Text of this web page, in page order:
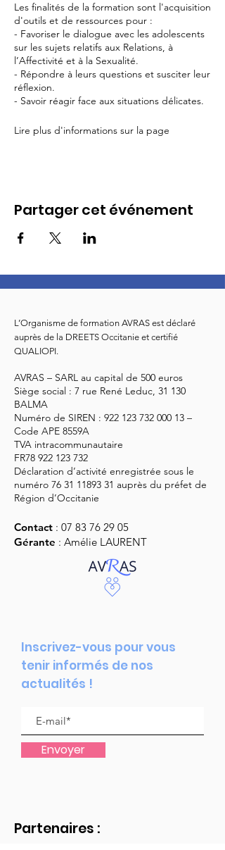
Les finalités de la formation sont l'acquisition
d'outils et de ressources pour :
- Favoriser le dialogue avec les adolescents
sur les sujets relatifs aux Relations, à
l’Affectivité et à la Sexualité.
- Répondre à leurs questions et susciter leur
réflexion.
- Savoir réagir face aux situations délicates.
Lire plus d'informations sur la page
Partager cet événement
L’Organisme de formation AVRAS est déclaré
auprès de la DREETS Occitanie et certifié
QUALIOPI.
AVRAS – SARL au capital de 500 euros
Siège social : 7 rue René Leduc, 31 130
BALMA
Numéro de SIREN : 922 123 732 000 13 –
Code APE 8559A
TVA intracommunautaire
FR78 922 123 732
Déclaration d’activité enregistrée sous le
numéro 76 31 11893 31 auprès du préfet de
Région d’Occitanie
Contact : 07 83 76 29 05
Gérante : Amélie LAURENT
Inscrivez-vous pour vous
tenir informés de nos
actualités !
Envoyer
Partenaires :